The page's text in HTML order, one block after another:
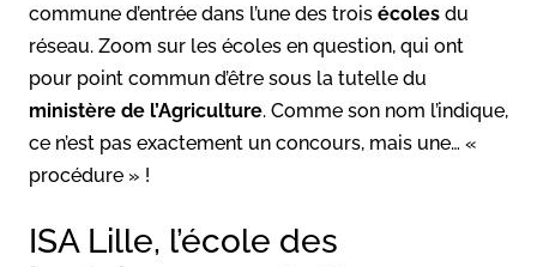
commune d’entrée dans l’une des trois écoles du
réseau. Zoom sur les écoles en question, qui ont
pour point commun d’être sous la tutelle du
ministère de l’Agriculture. Comme son nom l’indique,
ce n’est pas exactement un concours, mais une… «
procédure » !
ISA Lille, l’école des